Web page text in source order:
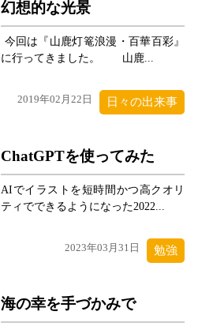
幻想的な光景
今回は『山鹿灯篭浪漫・百華百彩』
に行ってきました。 山鹿...
2019年02月22日 日々の出来事
ChatGPTを使ってみた
AIでイラストを短時間かつ高クオリ
ティでできるようになった2022...
2023年03月31日 勉強
海の幸を手づかみで